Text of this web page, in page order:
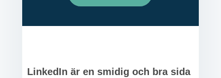
LinkedIn är en smidig och bra sida